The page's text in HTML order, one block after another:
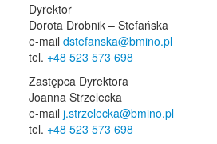
Dyrektor
Dorota Drobnik – Stefańska
e-mail dstefanska@bmino.pl
tel. +48 523 573 698
Zastępca Dyrektora
Joanna Strzelecka
e-mail j.strzelecka@bmino.pl
tel. +48 523 573 698